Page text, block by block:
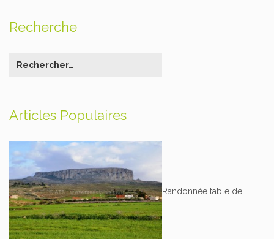
Recherche
Articles Populaires
Randonnée table de